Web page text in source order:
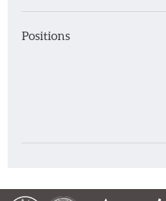
佳青年教师等多项荣誉和称号。
Positions